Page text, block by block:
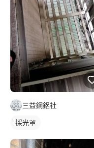
三益鋼鋁社
採光罩